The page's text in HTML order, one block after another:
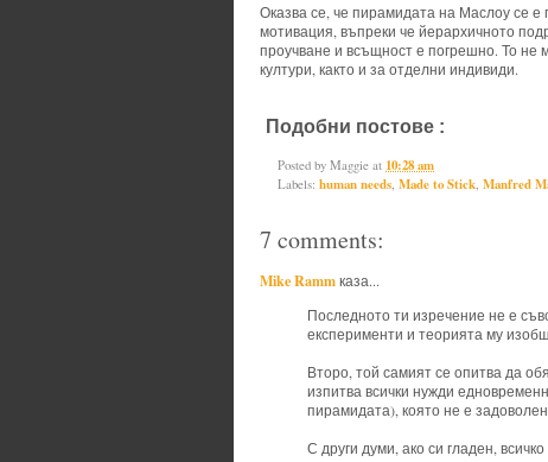
Оказва се, че пирамидата на Маслоу се
мотивация, въпреки че йерархичното
проучване и всъщност е погрешно. То не
култури, както и за отделни индивиди.
Подобни постове :
Posted by Maggie at 10:28 am
Labels: human needs, Made to Stick, Manfred
7 comments:
Mike Rammказа...
Последното ти изречение не е
експерименти и теорията му
Второ, той самият се опитва да
изпитва всички нужди
пирамидата), която не е
С други думи, ако си гладен,